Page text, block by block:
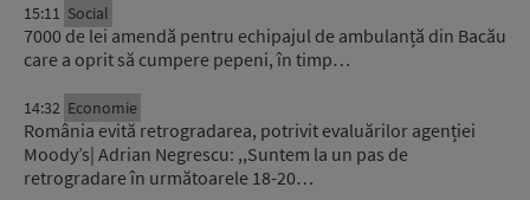
15:11 Social
7000 de lei amendă pentru echipajul de ambulanță din Bacău
care a oprit să cumpere pepeni, în timp…
14:32 Economie
România evită retrogradarea, potrivit evaluărilor agenției
Moody’s| Adrian Negrescu: ,,Suntem la un pas de
retrogradare în următoarele 18-20…